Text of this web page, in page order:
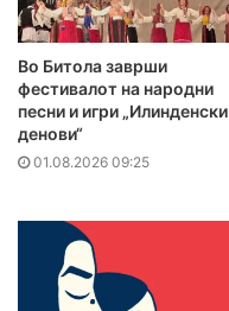
Во Битола заврши
фестивалот на народни
песни и игри „Илинденски
денови“
01.08.2026 09:25